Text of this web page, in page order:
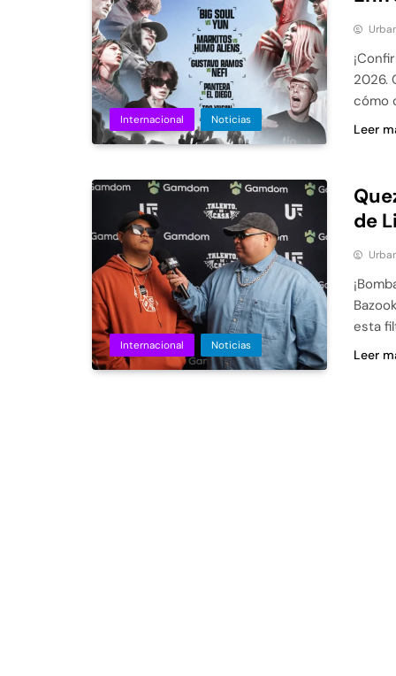
Internacional Noticias
2026.
cómo
Leer
Internacional Noticias
de
esta
Leer